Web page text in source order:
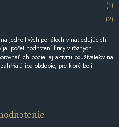
(1)
(2)
jednotlivých portáloch v nasledujúcich
počet hodnotení firmy v rôznych
ich podiel aj aktivitu používateľov na
iba obdobie, pre ktoré boli